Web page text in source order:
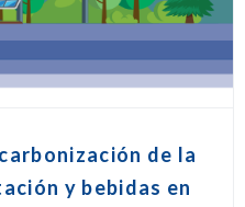
de la
y bebidas en